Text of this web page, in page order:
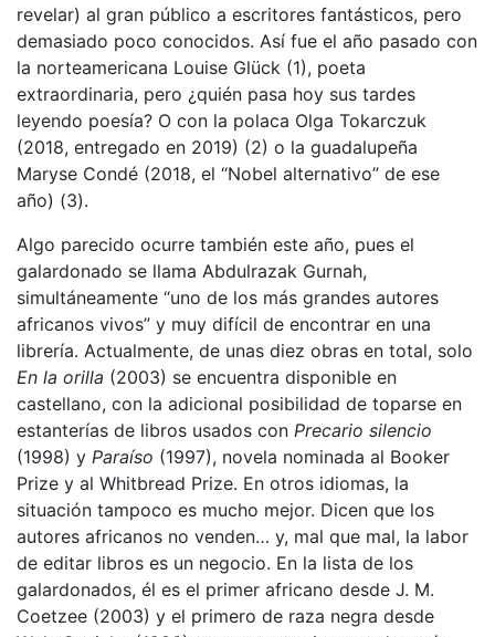
revelar) al gran público a escritores fantásticos, pero
demasiado poco conocidos. Así fue el año pasado con
la norteamericana Louise Glück (1), poeta
extraordinaria, pero ¿quién pasa hoy sus tardes
leyendo poesía? O con la polaca Olga Tokarczuk
(2018, entregado en 2019) (2) o la guadalupeña
Maryse Condé (2018, el “Nobel alternativo” de ese
año) (3).
Algo parecido ocurre también este año, pues el
galardonado se llama Abdulrazak Gurnah,
simultáneamente “uno de los más grandes autores
africanos vivos” y muy difícil de encontrar en una
librería. Actualmente, de unas diez obras en total, solo
En la orilla (2003) se encuentra disponible en
castellano, con la adicional posibilidad de toparse en
estanterías de libros usados con Precario silencio
(1998) y Paraíso (1997), novela nominada al Booker
Prize y al Whitbread Prize. En otros idiomas, la
situación tampoco es mucho mejor. Dicen que los
autores africanos no venden… y, mal que mal, la labor
de editar libros es un negocio. En la lista de los
galardonados, él es el primer africano desde J. M.
Coetzee (2003) y el primero de raza negra desde